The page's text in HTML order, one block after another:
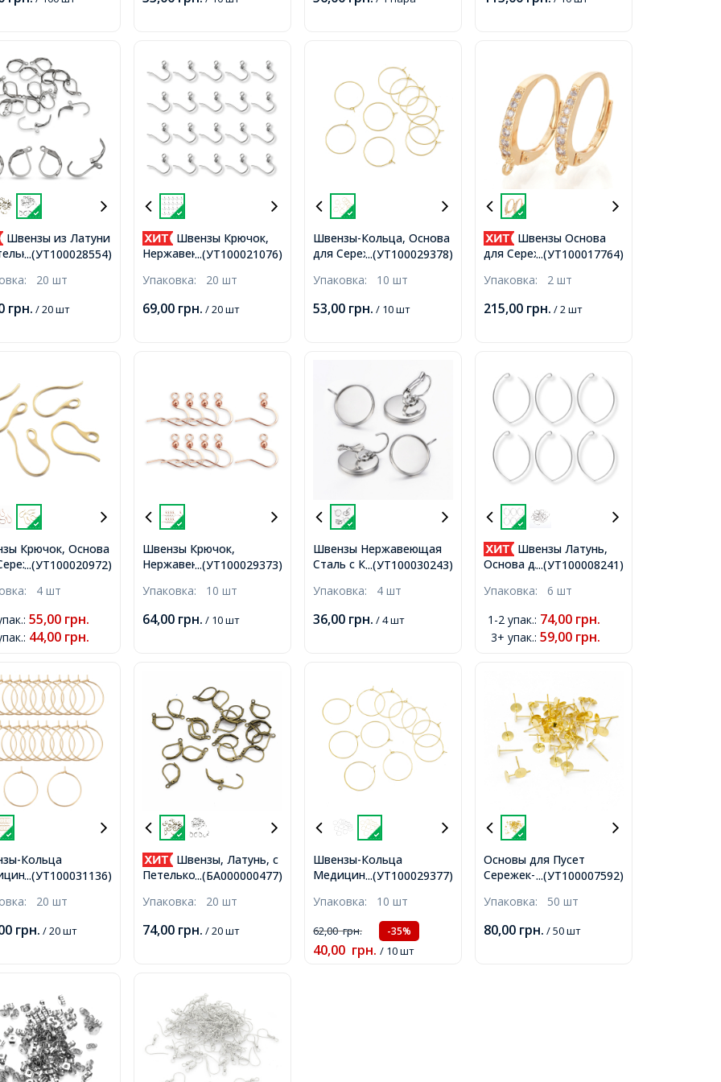
2мм,
...(УТ100028554)
Швензы из Латуни
Английская
Оружейная
1мм,
20 шт
грн. / 20 шт
...(УТ100021076)
Швензы Крючок,
Нержавеющая Сталь,
Платина, 15х15х0.8мм,
0.8мм,
Упаковка: 20 шт
69,00 грн. / 20 шт
...(УТ100029378)
Швензы-Кольца, Основа
для Сережек,
Покрытие Позолотой
Упаковка: 10 шт
53,00 грн. / 10 шт
...(УТ100017764)
Швензы Основа
для Сережек, Латунь и
застежка, Позолота 18К,
Упаковка: 2 шт
215,00 грн. / 2 шт
...(УТ100020972)
Крючок, Основа
Покрытие (IP),
2.5-3.5мм,
4 шт
: 55,00 грн.
: 44,00 грн.
...(УТ100029373)
Швензы Крючок,
Нержавеющая
Розовое Золото, 16х16-
Отверстие 2мм,
Упаковка: 10 шт
64,00 грн. / 10 шт
...(УТ100030243)
Швензы Нержавеющая
Сталь c Круглой
Диаметр Основы: 12мм,
0.8мм,
Упаковка: 4 шт
36,00 грн. / 4 шт
...(УТ100008241)
Швензы Латунь,
Основа для Сережек,
Упаковка: 6 шт
1-2 упак.: 74,00 грн.
3+ упак.: 59,00 грн.
...(УТ100031136)
Кольца
Сталь,
20шт/упак,
20 шт
грн. / 20 шт
...(БА000000477)
Швензы, Латунь, c
Петелькой, Английская
Размер: 15х10мм,
Упаковка: 20 шт
74,00 грн. / 20 шт
...(УТ100029377)
Швензы-Кольца
Медицинская
Позолота 18К,
35х30х0.7мм,
Упаковка: 10 шт
62,00грн. -35%
40,00 грн. / 10 шт
...(УТ100007592)
Основы для Пусет
Сережек-Гвоздиков
Сталь, Золото, 10х6мм,
Упаковка: 50 шт
80,00 грн. / 50 шт